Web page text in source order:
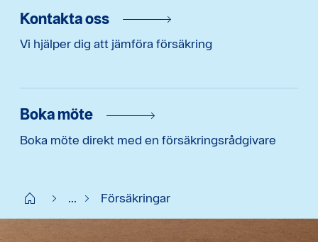
Kontakta oss
Vi hjälper dig att jämföra försäkring
Boka möte
Boka möte direkt med en försäkringsrådgivare
Start ... Försäkringar